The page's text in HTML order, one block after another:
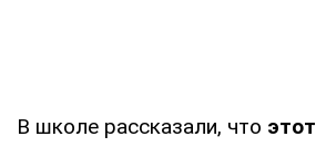
В школе рассказали, что